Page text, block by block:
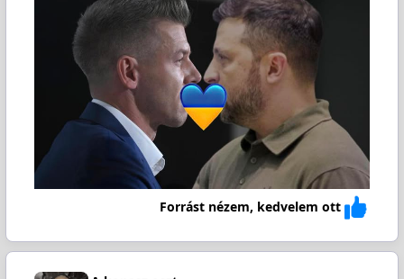
Forrást nézem, kedvelem ott